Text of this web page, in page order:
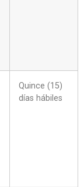
Quince (15)
días hábiles